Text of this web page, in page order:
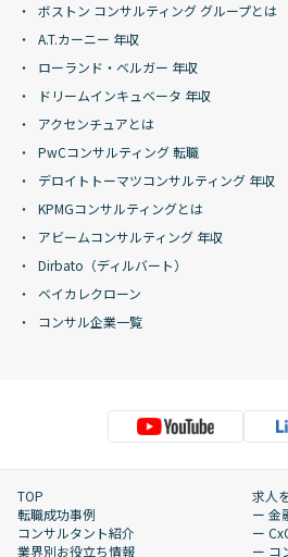
ボストン コンサルティング グループとは
A.T.カーニー 年収
ローランド・ベルガー 年収
ドリームインキュベータ 年収
アクセンチュアとは
PwCコンサルティング 転職
デロイトトーマツコンサルティング 年収
KPMGコンサルティングとは
アビームコンサルティング 年収
Dirbato（ディルバート）
ベイカレクローン
コンサル企業一覧
TOP
転職成功事例
コンサルタント紹介
業界別お役立ち情報
求人
ー 金
ー
ー コ